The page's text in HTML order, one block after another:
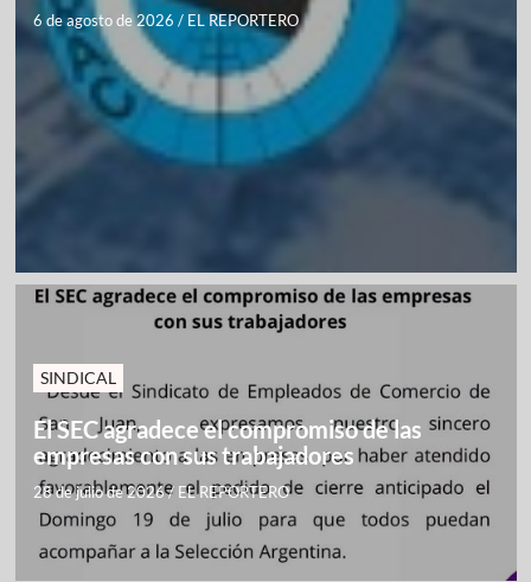
6 de agosto de 2026 / EL REPORTERO
SINDICAL
El SEC agradece el compromiso de las
empresas con sus trabajadores
28 de julio de 2026/ EL REPORTERO